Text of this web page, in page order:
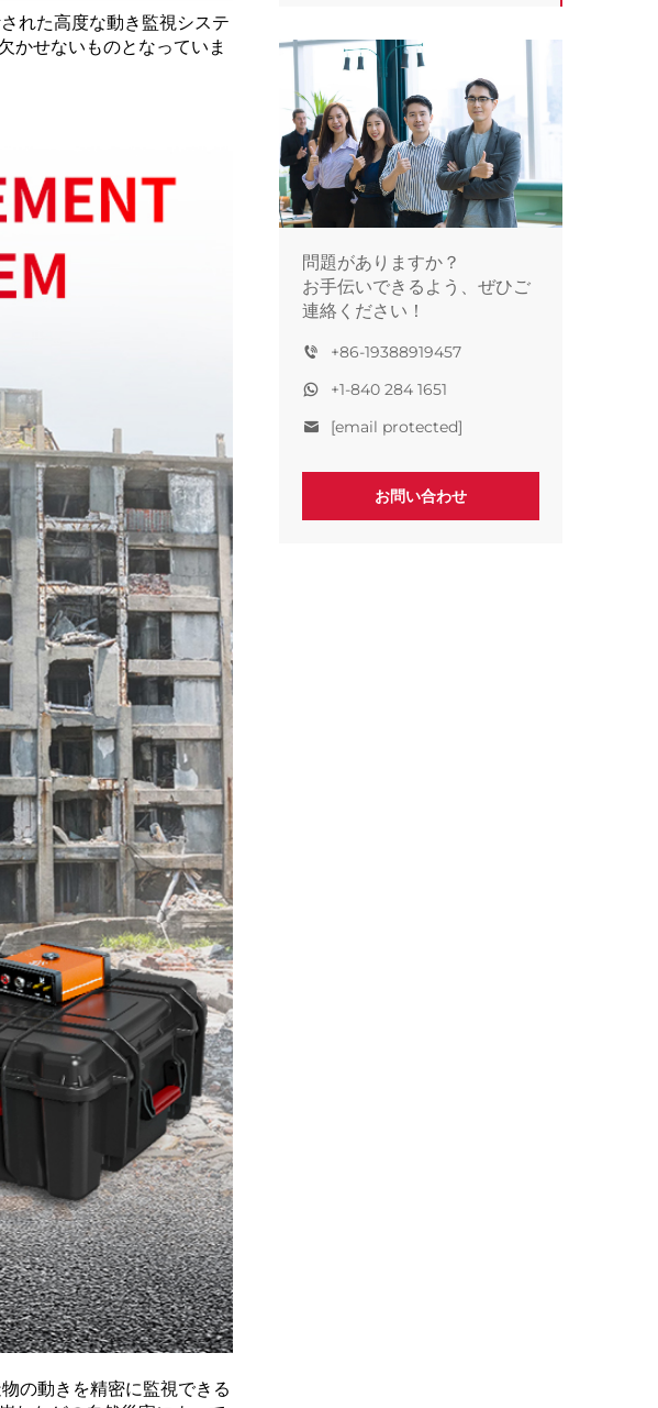
問題がありますか？
お手伝いできるよう、ぜひご
連絡ください！
+86-19388919457
+1-840 284 1651
[email protected]
お問い合わせ
れた高度な動き監視システ
かせないものとなっていま
の動きを精密に監視できる